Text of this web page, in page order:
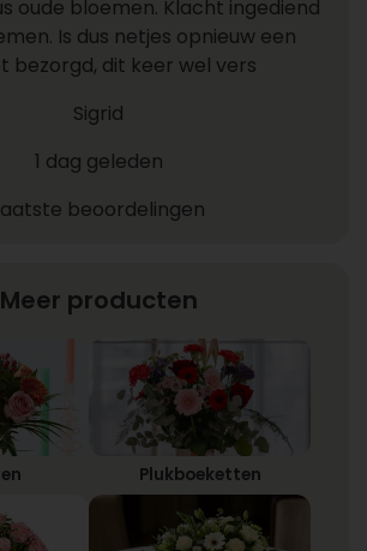
oude bloemen. Klacht ingediend
Is dus netjes opnieuw een
bezorgd, dit keer wel vers
Sigrid
1 dag geleden
beoordelingen
Meer producten
Plukboeketten